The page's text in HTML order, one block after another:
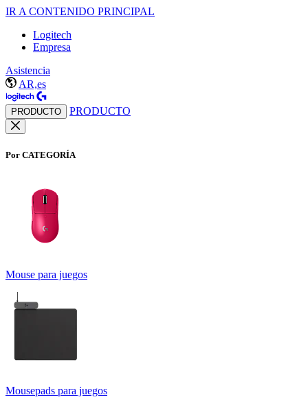
IR A CONTENIDO PRINCIPAL
Logitech
Empresa
Asistencia
AR,es
PRODUCTO PRODUCTO
Por CATEGORÍA
Mouse para juegos
Mousepads para juegos